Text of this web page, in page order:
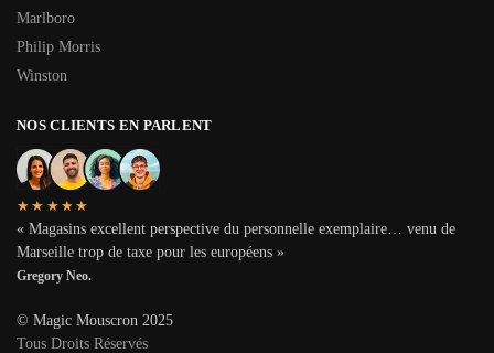
Marlboro
Philip Morris
Winston
NOS CLIENTS EN PARLENT
★★★★★
« Magasins excellent perspective du personnelle exemplaire… venu de
Marseille trop de taxe pour les européens »
Gregory Neo.
© Magic Mouscron 2025
Tous Droits Réservés